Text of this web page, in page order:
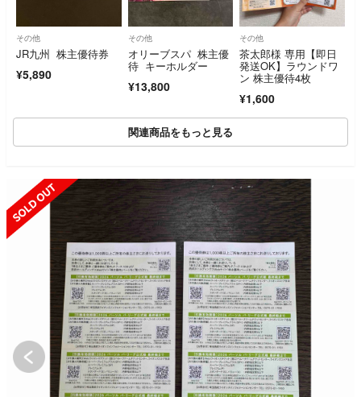
その他
JR九州 株主優待券
¥5,890
その他
オリーブスパ 株主優
待 キーホルダー
¥13,800
その他
茶太郎様 専用【即日
発送OK】ラウンドワ
ン 株主優待4枚
¥1,600
関連商品をもっと見る
SOLD OUT